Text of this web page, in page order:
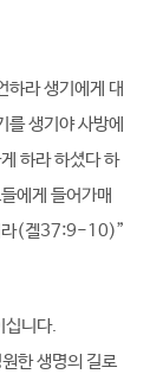
하라 생기에게 대
생기야 사방에
하라 하셨다 하
에게 들어가매
라(겔37:9-10)”
십니다.
한 생명의 길로